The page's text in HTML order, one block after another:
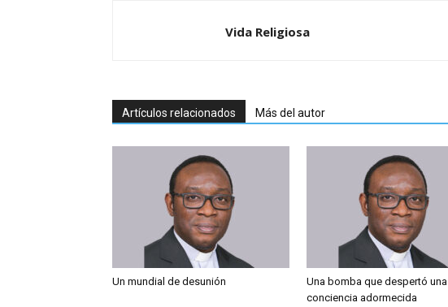
Vida Religiosa
Artículos relacionados Más del autor
Un mundial de desunión
Una bomba que despertó una
conciencia adormecida